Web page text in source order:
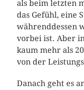
als beim letzten
das Gefühl, eine
währenddessen
vorbei ist. Aber
kaum mehr als
von der
Danach geht es